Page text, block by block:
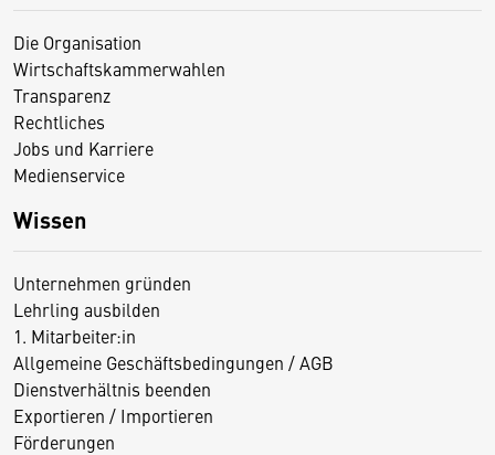
Die Organisation
Wirtschaftskammerwahlen
Transparenz
Rechtliches
Jobs und Karriere
Medienservice
Wissen
Unternehmen gründen
Lehrling ausbilden
1. Mitarbeiter:in
Allgemeine Geschäftsbedingungen / AGB
Dienstverhältnis beenden
Exportieren / Importieren
Förderungen